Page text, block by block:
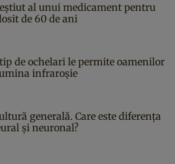
al unui medicament pentru
de 60 de ani
de ochelari le permite oamenilor
infraroșie
generală. Care este diferența
și neuronal?